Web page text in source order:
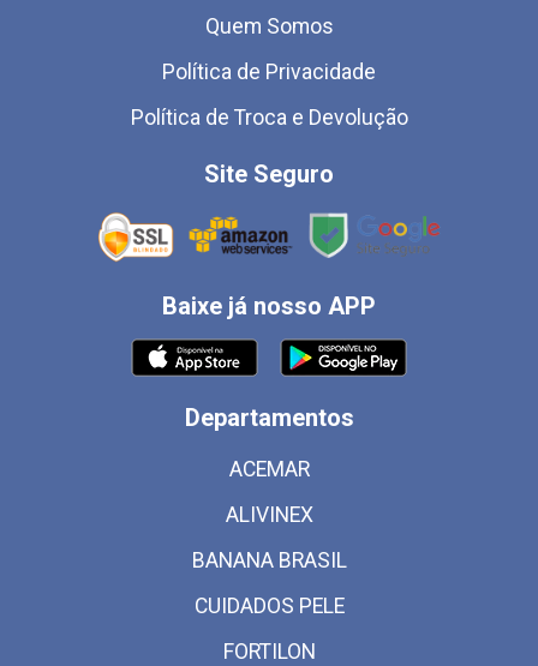
Quem Somos
Política de Privacidade
Política de Troca e Devolução
Site Seguro
Baixe já nosso APP
Departamentos
ACEMAR
ALIVINEX
BANANA BRASIL
CUIDADOS PELE
FORTILON